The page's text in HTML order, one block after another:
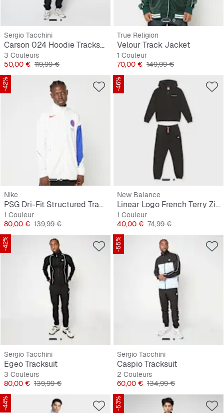
Sergio Tacchini
Carson 024 Hoodie Tracksuit
3 Couleurs
Prix
50,00 € Prix original
119,99 €
True Religion
Velour Track Jacket
1 Couleur
Prix
70,00 € Prix original
149,99 €
-42%
Nike
PSG Dri-Fit Structured Tracksuit
1 Couleur
Prix
80,00 € Prix original
139,99 €
-46%
New Balance
Linear Logo French Terry Zip Hoodie and Jog Set
1 Couleur
Prix
40,00 € Prix original
74,99 €
-42%
Sergio Tacchini
Egeo Tracksuit
3 Couleurs
Prix
80,00 € Prix original
139,99 €
-55%
Sergio Tacchini
Caspio Tracksuit
2 Couleurs
Prix
60,00 € Prix original
134,99 €
-44% -53%